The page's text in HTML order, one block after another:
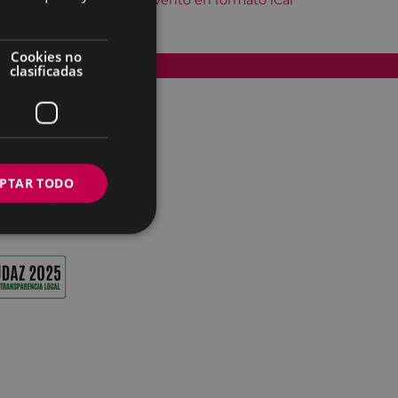
Accesibilidad
Cookies no
clasificadas
TODO